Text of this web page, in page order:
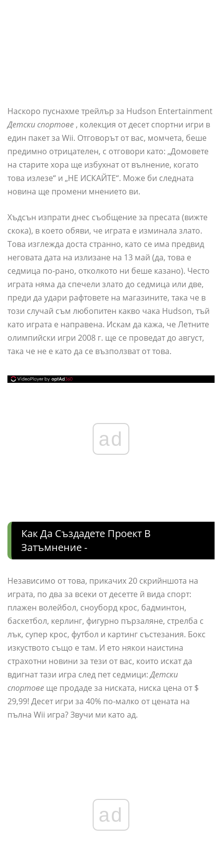
Наскоро пуснахме трейлър за Hudson Entertainment
Детски спортове , колекция от десет спортни игри в
един пакет за Wii. Отговорът от вас, момчета, беше
предимно отрицателен, с отговори като: „Домовете
на старите хора ще избухнат от вълнение, когато
това излезе“ и „НЕ ИСКАЙТЕ“. Може би следната
новина ще промени мнението ви.
Хъдсън изпрати днес съобщение за пресата (вижте
скока), в което обяви, че играта е изминала злато.
Това изглежда доста странно, като се има предвид
неговата дата на излизане на 13 май (да, това е
седмица по-рано, отколкото ни беше казано). Често
играта няма да спечели злато до седмица или две,
преди да удари рафтовете на магазините, така че в
този случай съм любопитен какво чака Hudson, тъй
като играта е направена. Искам да кажа, че Летните
олимпийски игри 2008 г. ще се проведат до август,
така че не е като да се възползват от това.
ad
Как Да Създадете Проект В
Затъмнение -
Независимо от това, прикачих 20 скрийншота на
играта, по два за всеки от десетте й вида спорт:
плажен волейбол, сноуборд крос, бадминтон,
баскетбол, керлинг, фигурно пързаляне, стрелба с
лък, супер крос, футбол и картинг състезания. Бокс
изкуството също е там. И ето някои наистина
страхотни новини за тези от вас, които искат да
вдигнат тази игра след пет седмици:Детски
спортове ще продаде за ниската, ниска цена от $
29,99! Десет игри за 40% по-малко от цената на
пълна Wii игра? Звучи ми като ад.
ad